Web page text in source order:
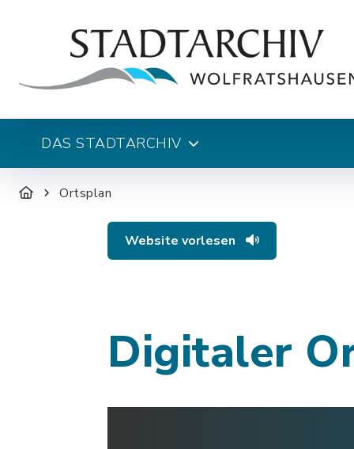
DAS STADTARCHIV
Ortsplan
Website vorlesen
Digitaler